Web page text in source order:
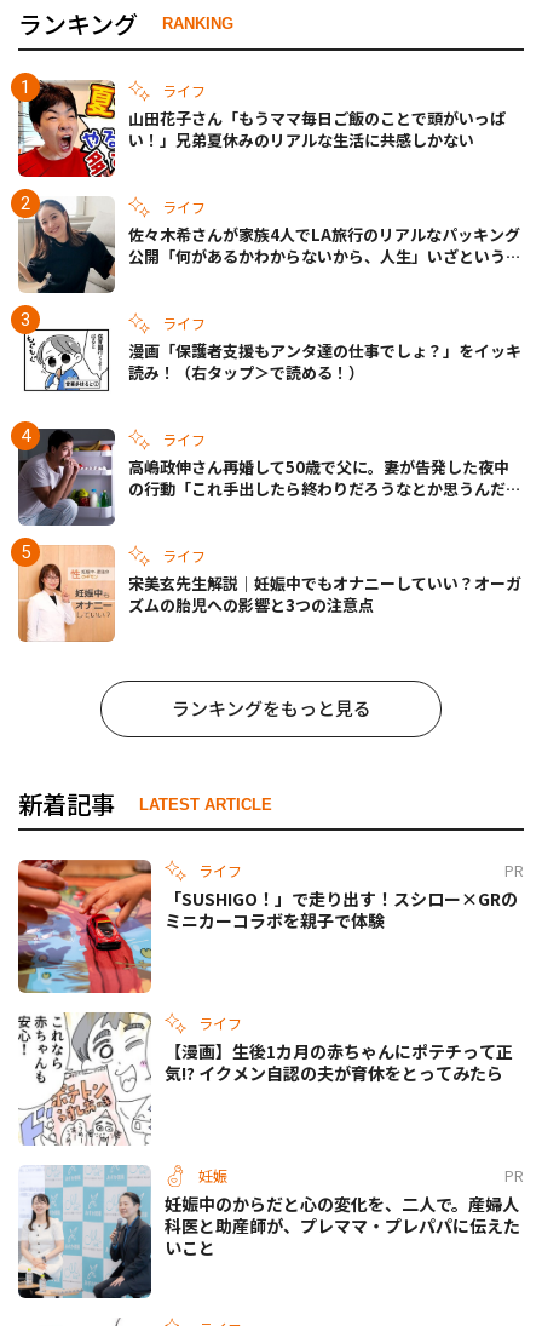
ランキング RANKING
ライフ
山田花子さん「もうママ毎日ご飯のことで頭がいっぱ
い！」兄弟夏休みのリアルな生活に共感しかない
ライフ
佐々木希さんが家族4人でLA旅行のリアルなパッキング
公開「何があるかわからないから、人生」いざというと
ライフ
漫画「保護者支援もアンタ達の仕事でしょ？」をイッキ
読み！（右タップ＞で読める！）
ライフ
高嶋政伸さん再婚して50歳で父に。妻が告発した夜中
の行動「これ手出したら終わりだろうなとか思うんだけ
ライフ
宋美玄先生解説｜妊娠中でもオナニーしていい？オーガ
ズムの胎児への影響と3つの注意点
ランキングをもっと見る
新着記事 LATEST ARTICLE
ライフ PR
「SUSHIGO！」で走り出す！スシロー×GRの
ミニカーコラボを親子で体験
ライフ
【漫画】生後1カ月の赤ちゃんにポテチって正
気!? イクメン自認の夫が育休をとってみたら
妊娠 PR
妊娠中のからだと心の変化を、二人で。産婦人
科医と助産師が、プレママ・プレパパに伝えた
いこと